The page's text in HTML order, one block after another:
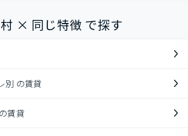
× 同じ特徴 で探す
別 の賃貸
賃貸